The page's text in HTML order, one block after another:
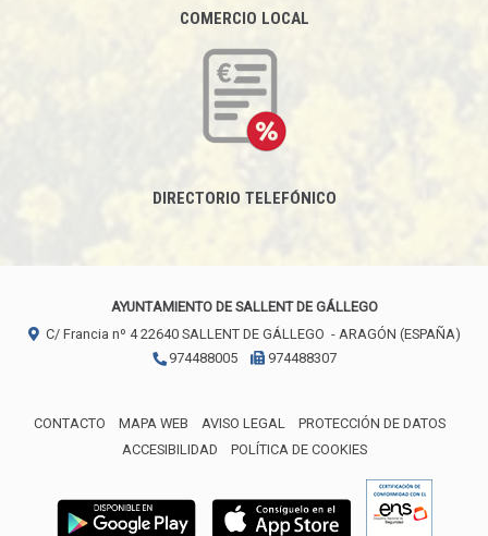
COMERCIO LOCAL
DIRECTORIO TELEFÓNICO
AYUNTAMIENTO DE SALLENT DE GÁLLEGO
C/ Francia nº 422640 SALLENT DE GÁLLEGO - ARAGÓN (ESPAÑA)
974488005
974488307
CONTACTO MAPA WEB AVISO LEGAL
PROTECCIÓN DE DATOS
ACCESIBILIDAD
POLÍTICA DE COOKIES